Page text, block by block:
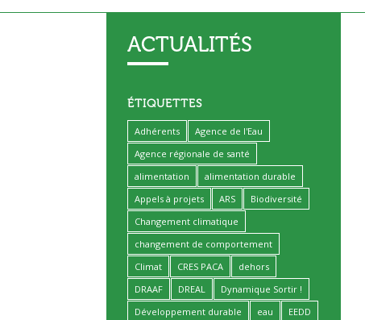
ACTUALITÉS
ÉTIQUETTES
Adhérents
Agence de l'Eau
Agence régionale de santé
alimentation
alimentation durable
Appels à projets
ARS
Biodiversité
Changement climatique
changement de comportement
Climat
CRES PACA
dehors
DRAAF
DREAL
Dynamique Sortir !
Développement durable
eau
EEDD